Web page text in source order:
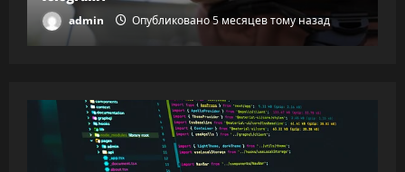
admin Опубликовано 5 месяцев тому назад